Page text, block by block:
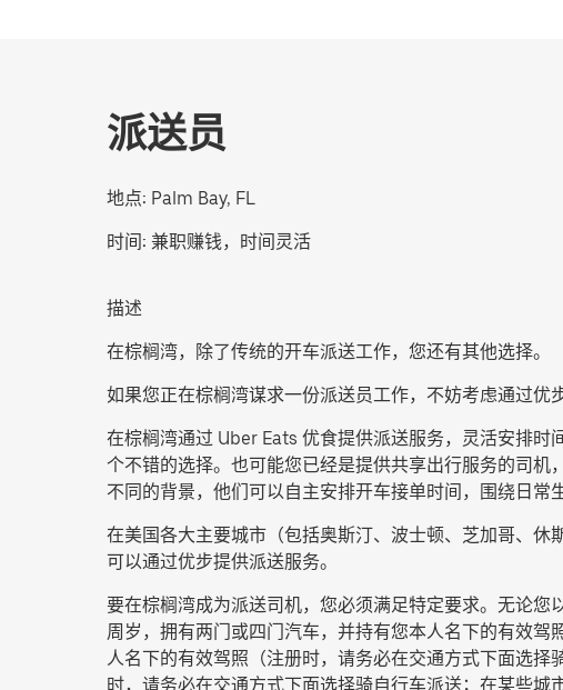
派送员
地点: Palm Bay, FL
时间: 兼职赚钱，时间灵活
描述
在棕榈湾，除了传统的开车派送工作，您还有其他选择。
如果您正在棕榈湾谋求一份派送员工作，不妨考虑通过优
在棕榈湾通过 Uber Eats 优食提供派送服务，灵活安排
个不错的选择。也可能您已经是提供共享出行服务的司
不同的背景，他们可以自主安排开车接单时间，围绕日常
在美国各大主要城市（包括奥斯汀、波士顿、芝加哥、
可以通过优步提供派送服务。
要在棕榈湾成为派送司机，您必须满足特定要求。无论
周岁，拥有两门或四门汽车，并持有您本人名下的有效
人名下的有效驾照（注册时，请务必在交通方式下面选择
时，请务必在交通方式下面选择骑自行车派送；在某些城